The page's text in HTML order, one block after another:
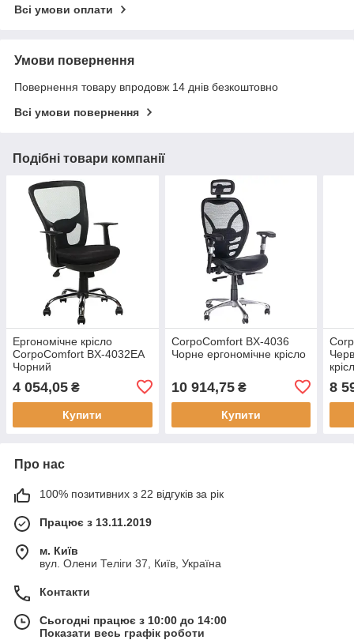
Всі умови оплати
Умови повернення
Повернення товару впродовж 14 днів безкоштовно
Всі умови повернення
Подібні товари компанії
Ергономічне крісло
CorpoComfort BX-4032EA
Чорний
4 054,05 ₴
Купити
CorpoComfort BX-4036
Чорне ергономічне крісло
10 914,75₴
Купити
8
Про нас
100% позитивних з 22 відгуків за рік
Працює з 13.11.2019
м. Київ
вул. Олени Теліги 37, Київ, Україна
Контакти
Сьогодні працює з 10:00 до 14:00
Показати весь графік роботи